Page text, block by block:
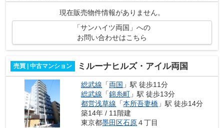
は学校・ドラッグストア・スーパー...
現在販売物件情報がありません。
「サンハイツ両国」への
お問い合わせはこちら
売買 | 中古マンション ミルーナヒルズ・アイル両国
総武線 「両国 」駅 徒歩11分
総武線 「錦糸町 」駅 徒歩13分
都営浅草線 「本所吾妻橋 」駅 徒歩14分
築14年 / 11階建
東京都墨田区石原４丁目